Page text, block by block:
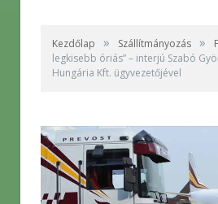
Kezdőlap » Szállítmányozás »
legkisebb óriás” – interjú Szabó
Hungária Kft. ügyvezetőjével